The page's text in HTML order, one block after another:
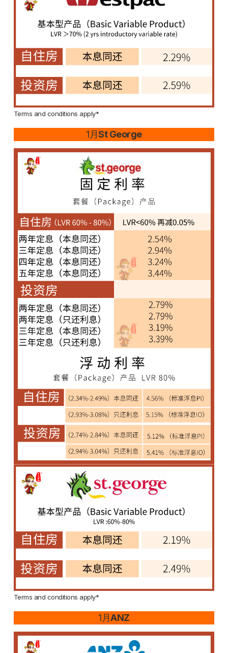
Terms and conditions apply*
1月St George
Terms and conditions apply*
1月ANZ